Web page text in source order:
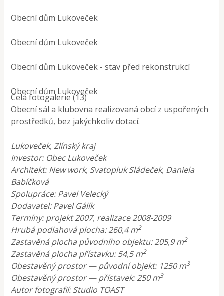
Obecní dům Lukoveček
Obecní dům Lukoveček
Obecní dům Lukoveček - stav před rekonstrukcí
Obecní dům Lukoveček
Celá fotogalerie (13)
Obecní sál a klubovna realizovaná obcí z uspořených
prostředků, bez jakýchkoliv dotací.
Lukoveček, Zlínský kraj
Investor: Obec Lukoveček
Architekt: New work, Svatopluk Sládeček, Daniela
Babíčková
Spolupráce: Pavel Velecký
Dodavatel: Pavel Gálík
Termíny: projekt 2007, realizace 2008-2009
Hrubá podlahová plocha: 260,4 m2
Zastavěná plocha původního objektu: 205,9 m2
Zastavěná plocha přístavku: 54,5 m2
Obestavěný prostor — původní objekt: 1250 m3
Obestavěný prostor — přístavek: 250 m3
Autor fotografií: Studio TOAST